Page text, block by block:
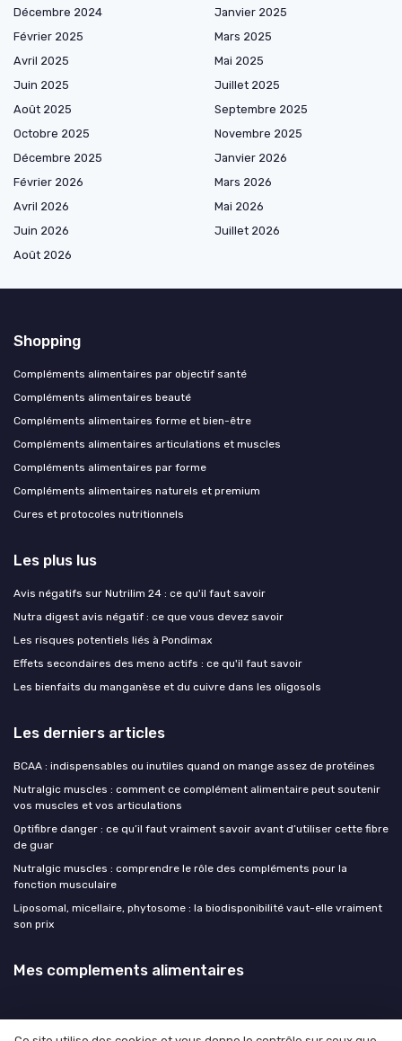
Décembre 2024
Janvier 2025
Février 2025
Mars 2025
Avril 2025
Mai 2025
Juin 2025
Juillet 2025
Août 2025
Septembre 2025
Octobre 2025
Novembre 2025
Décembre 2025
Janvier 2026
Février 2026
Mars 2026
Avril 2026
Mai 2026
Juin 2026
Juillet 2026
Août 2026
Shopping
Compléments alimentaires par objectif santé
Compléments alimentaires beauté
Compléments alimentaires forme et bien-être
Compléments alimentaires articulations et muscles
Compléments alimentaires par forme
Compléments alimentaires naturels et premium
Cures et protocoles nutritionnels
Les plus lus
Avis négatifs sur Nutrilim 24 : ce qu'il faut savoir
Nutra digest avis négatif : ce que vous devez savoir
Les risques potentiels liés à Pondimax
Effets secondaires des meno actifs : ce qu'il faut savoir
Les bienfaits du manganèse et du cuivre dans les oligosols
Les derniers articles
BCAA : indispensables ou inutiles quand on mange assez de protéines
Nutralgic muscles : comment ce complément alimentaire peut soutenir
vos muscles et vos articulations
Optifibre danger : ce qu’il faut vraiment savoir avant d’utiliser cette fibre
de guar
Nutralgic muscles : comprendre le rôle des compléments pour la
fonction musculaire
Liposomal, micellaire, phytosome : la biodisponibilité vaut-elle vraiment
son prix
Mes complements alimentaires